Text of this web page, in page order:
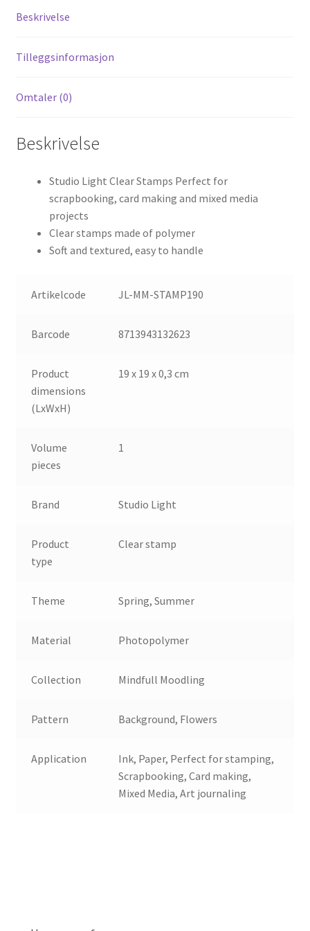
Beskrivelse
Tilleggsinformasjon
Omtaler (0)
Beskrivelse
Studio Light Clear Stamps Perfect for
scrapbooking, card making and mixed media
projects
Clear stamps made of polymer
Soft and textured, easy to handle
Artikelcode JL-MM-STAMP190
Barcode 8713943132623
Product
dimensions
(LxWxH)
19 x 19 x 0,3 cm
Volume
pieces
1
Brand Studio Light
Product
type
Clear stamp
Theme Spring, Summer
Material Photopolymer
Collection Mindfull Moodling
Pattern Background, Flowers
Application
Ink, Paper, Perfect for stamping,
Scrapbooking, Card making,
Mixed Media, Art journaling